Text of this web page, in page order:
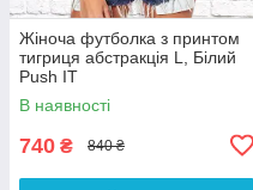
Жіноча футболка з принтом
тигриця абстракція L, Білий
Push IT
В наявності
740 ₴ 840 ₴